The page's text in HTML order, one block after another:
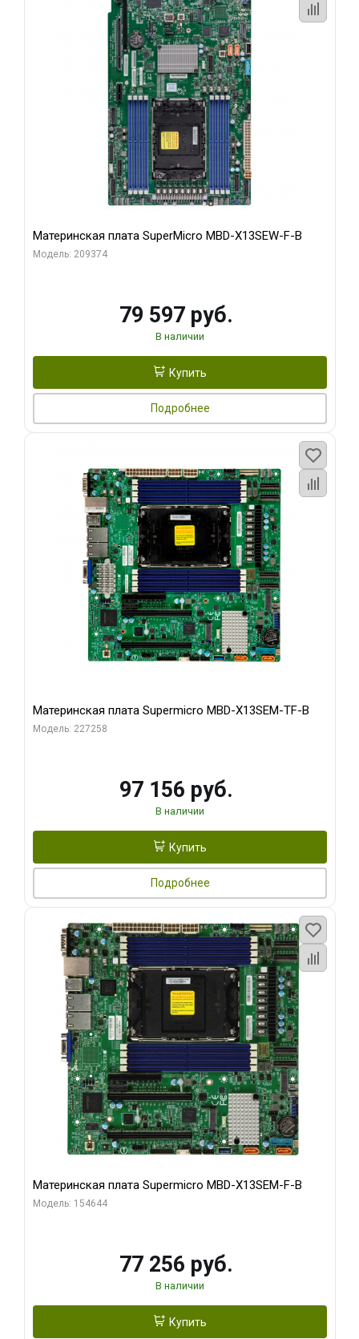
Материнская плата SuperMicro MBD-X13SEW-F-B
Модель: 209374
79 597 руб.
В наличии
Купить
Подробнее
Материнская плата Supermicro MBD-X13SEM-TF-B
Модель: 227258
97 156 руб.
В наличии
Купить
Подробнее
Материнская плата Supermicro MBD-X13SEM-F-B
Модель: 154644
77 256 руб.
В наличии
Купить